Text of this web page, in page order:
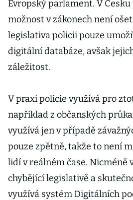
Evropský parlament. V
možnost v zákonech není
legislativa policii pouze
digitální databáze, avšak
záležitost.
V praxi policie využívá pro
například z občanských
využívá jen v případě
pouze zpětně, takže to není
lidí v reálném čase. Nicméně
chybějící legislativě a
využívá systém Digitálních